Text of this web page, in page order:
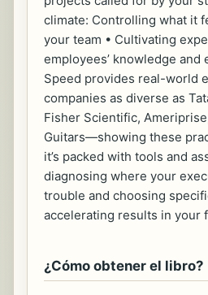
climate: Controlling what it
your team • Cultivating
employees’ knowledge
Speed provides real-world
companies as diverse as
Fisher Scientific,
Guitars—showing these
it’s packed with tools and
diagnosing where your
trouble and choosing
accelerating results in your
¿Cómo obtener el libro?